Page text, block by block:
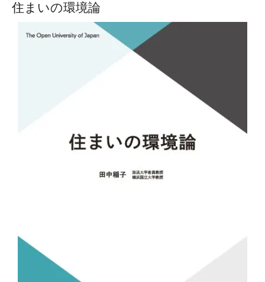
住まいの環境論